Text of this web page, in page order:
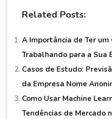
Related Posts:
A Importância de Ter
Trabalhando para a Sua
Casos de Estudo:
da Empresa Nome
Como Usar Machine
Tendências de Mercado